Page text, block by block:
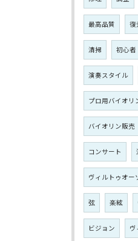
最高品質 復
清掃 初心者
演奏スタイル
プロ用バイオリ
バイオリン販売
コンサート
ヴィルトゥオー
弦 楽絃
ビジョン ヴ